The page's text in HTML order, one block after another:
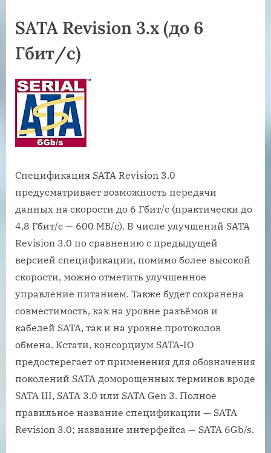
SATA Revision 3.x (до 6
Гбит/с)
Спецификация SATA Revision 3.0
предусматривает возможность передачи
данных на скорости до 6 Гбит/с (практически до
4,8 Гбит/с — 600 МБ/с). В числе улучшений SATA
Revision 3.0 по сравнению с предыдущей
версией спецификации, помимо более высокой
скорости, можно отметить улучшенное
управление питанием. Также будет сохранена
совместимость, как на уровне разъёмов и
кабелей SATA, так и на уровне протоколов
обмена. Кстати, консорциум SATA-IO
предостерегает от применения для обозначения
поколений SATA доморощенных терминов вроде
SATA III, SATA 3.0 или SATA Gen 3. Полное
правильное название спецификации — SATA
Revision 3.0; название интерфейса — SATA 6Gb/s.